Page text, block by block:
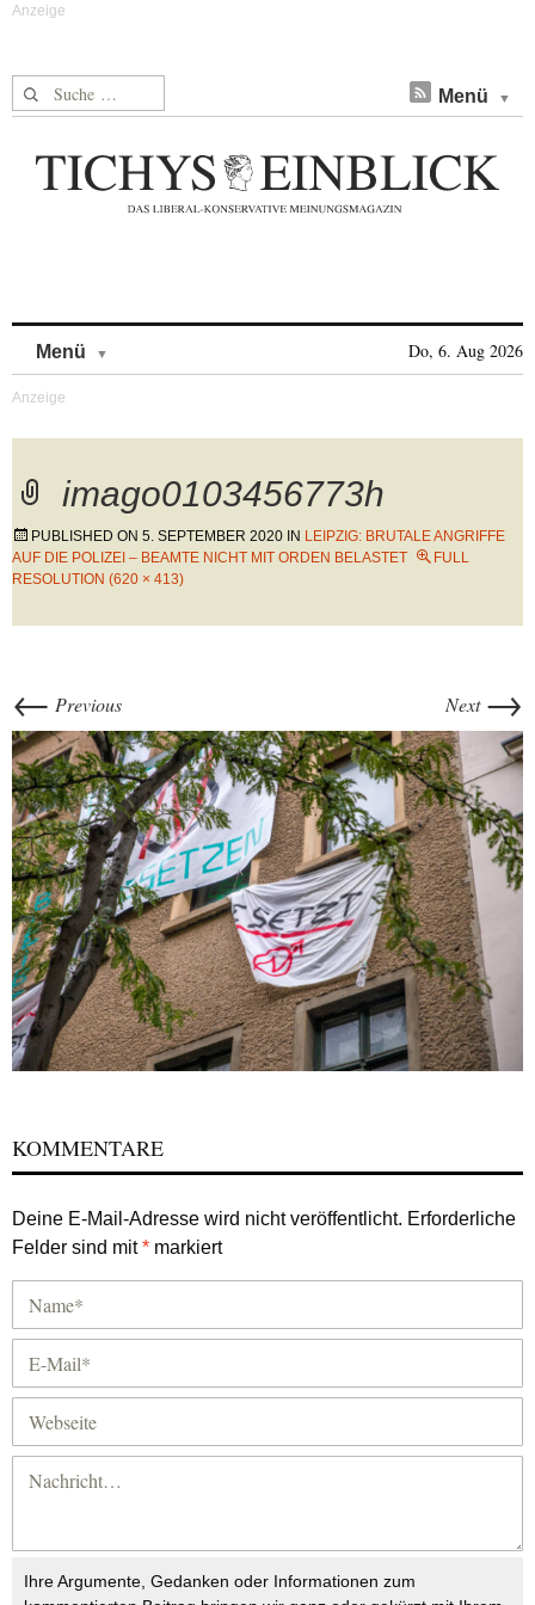
Suche nach: Menü
Menü Do, 6. Aug 2026
imago0103456773h
PUBLISHED ON 5. SEPTEMBER 2020 IN LEIPZIG: BRUTALE ANGRIFFE
AUF DIE POLIZEI – BEAMTE NICHT MIT ORDEN BELASTET
FULL
RESOLUTION (620 × 413)
← Previous Next →
KOMMENTARE
Deine E-Mail-Adresse wird nicht veröffentlicht. Erforderliche
Felder sind mit* markiert
Ihre Argumente, Gedanken oder Informationen zum